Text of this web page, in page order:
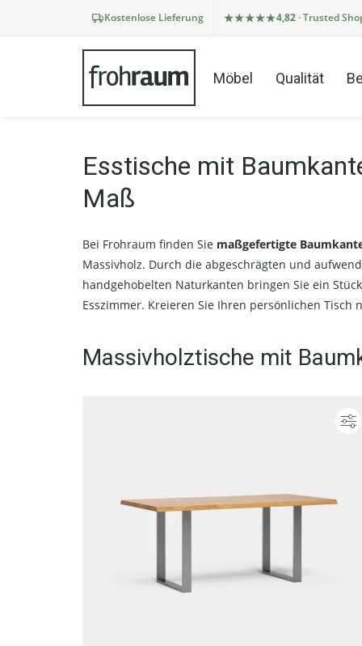
Kostenlose Lieferung 4,82 · Trusted
Möbel Qualität
Esstische mit
Maß
Bei Frohraum finden Sie maßgefertigte
Massivholz. Durch die abgeschrägten und
handgehobelten Naturkanten bringen Sie ein
Esszimmer. Kreieren Sie Ihren persönlichen Tisch
Massivholztische mit